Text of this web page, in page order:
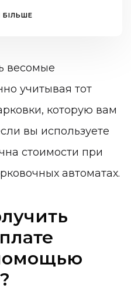
БІЛЬШЕ
весомые
учитывая тот
которую вам
вы используете
стоимости при
автоматах.